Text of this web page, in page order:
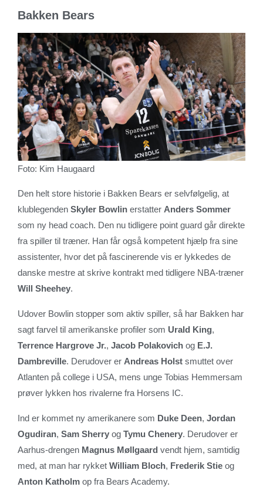
Bakken Bears
Foto: Kim Haugaard
Den helt store historie i Bakken Bears er selvfølgelig, at
klublegenden Skyler Bowlin erstatter Anders Sommer
som ny head coach. Den nu tidligere point guard går direkte
fra spiller til træner. Han får også kompetent hjælp fra sine
assistenter, hvor det på fascinerende vis er lykkedes de
danske mestre at skrive kontrakt med tidligere NBA-træner
Will Sheehey.
Udover Bowlin stopper som aktiv spiller, så har Bakken har
sagt farvel til amerikanske profiler som Urald King,
Terrence Hargrove Jr., Jacob Polakovich og E.J.
Dambreville. Derudover er Andreas Holst smuttet over
Atlanten på college i USA, mens unge Tobias Hemmersam
prøver lykken hos rivalerne fra Horsens IC.
Ind er kommet ny amerikanere som Duke Deen, Jordan
Ogudiran, Sam Sherry og Tymu Chenery. Derudover er
Aarhus-drengen Magnus Møllgaard vendt hjem, samtidig
med, at man har rykket William Bloch, Frederik Stie og
Anton Katholm op fra Bears Academy.